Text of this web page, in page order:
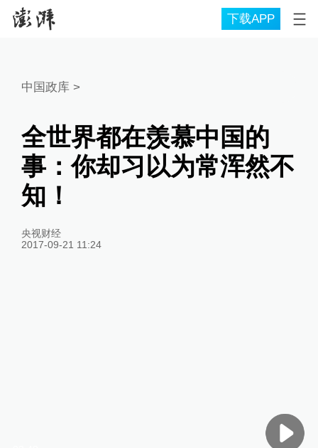
下载APP
中国政库 >
全世界都在羡慕中国的
事：你却习以为常浑然不
知！
央视财经
2017-09-21 11:24